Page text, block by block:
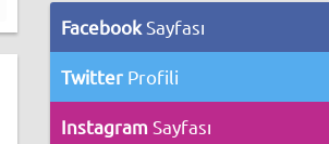
Facebook Sayfası
Twitter Profili
Instagram Sayfası